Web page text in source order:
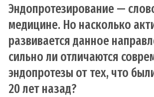
Эндопротезирование —
медицине. Но насколько
развивается данное
сильно ли отличаются
эндопротезы от тех, что
20 лет назад?